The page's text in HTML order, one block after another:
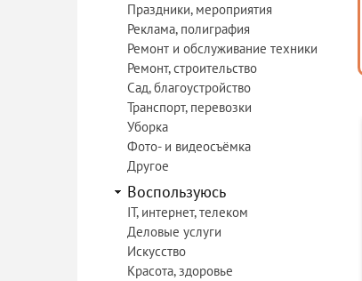
Праздники, мероприятия
Реклама, полиграфия
Ремонт и обслуживание техники
Ремонт, строительство
Сад, благоустройство
Транспорт, перевозки
Уборка
Фото- и видеосъёмка
Другое
Воспользуюсь
IT, интернет, телеком
Деловые услуги
Искусство
Красота, здоровье